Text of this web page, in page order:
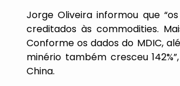
Jorge Oliveira informou que
creditados às commodities.
Conforme os dados do MDIC,
minério também cresceu
China.